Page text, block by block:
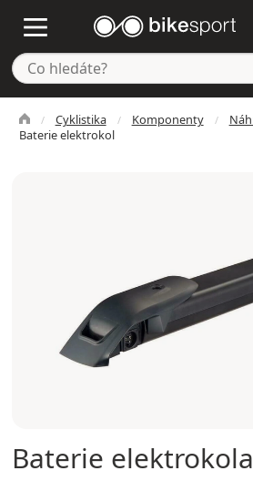
Cyklistika Komponenty
Baterie elektrokol
Baterie elektrokola